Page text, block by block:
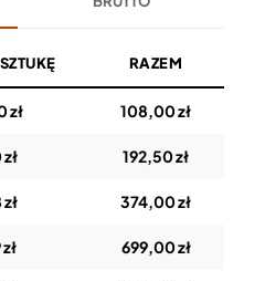
RAZEM
zł 108,00 zł
192,50 zł
374,00 zł
699,00 zł